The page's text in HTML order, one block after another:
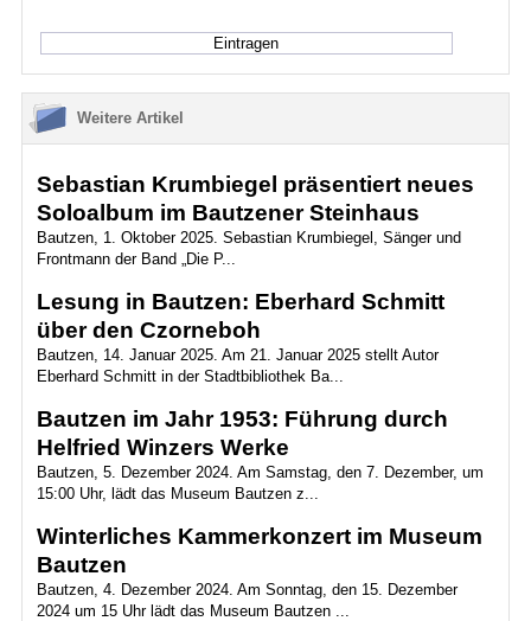
Weitere Artikel
Sebastian Krumbiegel präsentiert neues
Soloalbum im Bautzener Steinhaus
Bautzen, 1. Oktober 2025. Sebastian Krumbiegel, Sänger und
Frontmann der Band „Die P...
Lesung in Bautzen: Eberhard Schmitt
über den Czorneboh
Bautzen, 14. Januar 2025. Am 21. Januar 2025 stellt Autor
Eberhard Schmitt in der Stadtbibliothek Ba...
Bautzen im Jahr 1953: Führung durch
Helfried Winzers Werke
Bautzen, 5. Dezember 2024. Am Samstag, den 7. Dezember, um
15:00 Uhr, lädt das Museum Bautzen z...
Winterliches Kammerkonzert im Museum
Bautzen
Bautzen, 4. Dezember 2024. Am Sonntag, den 15. Dezember
2024 um 15 Uhr lädt das Museum Bautzen ...